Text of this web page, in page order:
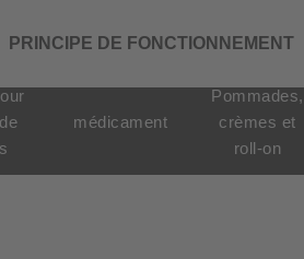
PRINCIPE DE FONCTIONNEMENT
médicament
Pommades,
crèmes et
roll-on